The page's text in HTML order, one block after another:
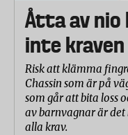
Åtta av nio
inte kraven
Risk att klämma
Chassin som är på
som går att bita loss
av barnvagnar är det
alla krav.